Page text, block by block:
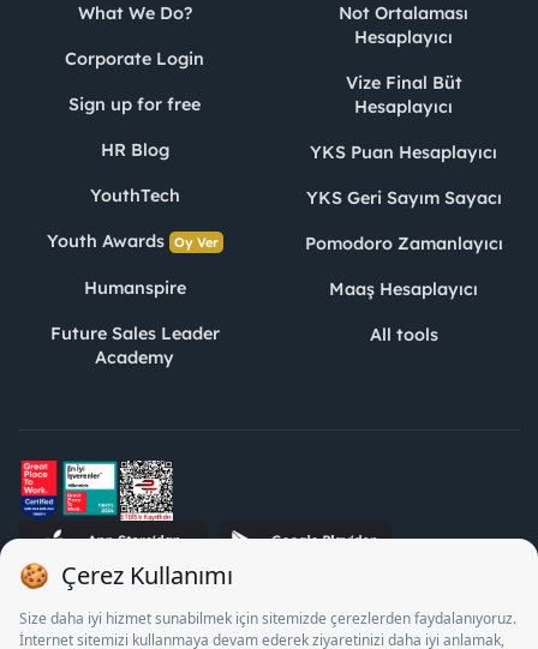
What We Do?
Corporate Login
Sign up for free
HR Blog
YouthTech
Youth Awards Oy Ver
Humanspire
Future Sales Leader
Academy
Not Ortalaması
Hesaplayıcı
Vize Final Büt
Hesaplayıcı
YKS Puan Hesaplayıcı
YKS Geri Sayım Sayacı
Pomodoro Zamanlayıcı
Maaş Hesaplayıcı
All tools
STJ Human Resources Informatics and Consultancy Inc. as a